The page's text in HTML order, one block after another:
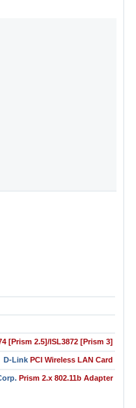
[Prism 2.5]/ISL3872 [Prism 3]
D-Link PCI Wireless LAN Card
Prism 2.x 802.11b Adapter